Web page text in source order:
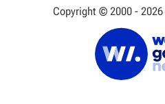
Copyright © 2000 - 2026